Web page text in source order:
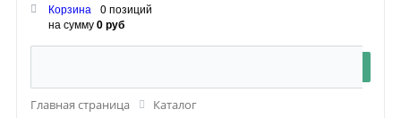
Корзина
0 позиций
на сумму0 руб
Главная страница
Каталог